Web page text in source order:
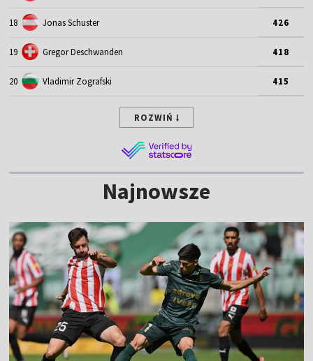
18 Jonas Schuster 426
19 Gregor Deschwanden 418
20 Vladimir Zografski 415
ROZWIŃ
Najnowsze